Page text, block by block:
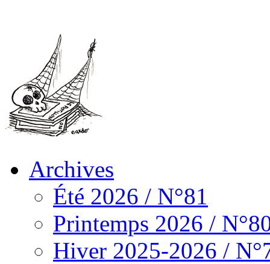
Archives
Été 2026 / N°81
Printemps 2026 /
Hiver 2025-2026 /